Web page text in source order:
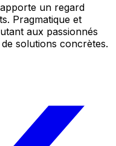
un regard
Pragmatique et
aux passionnés
solutions concrètes.